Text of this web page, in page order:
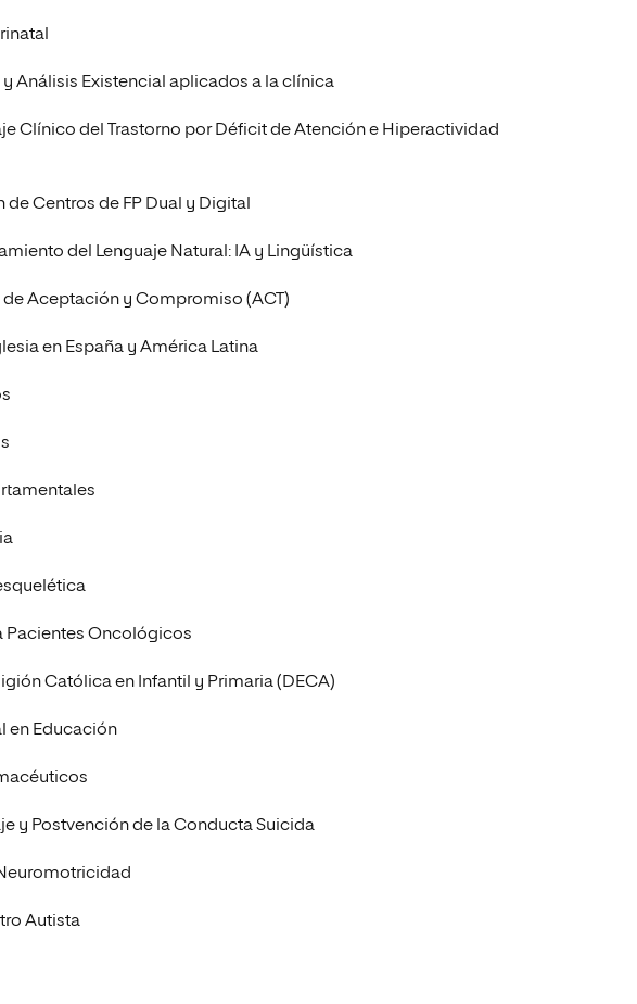
Análisis Existencial aplicados a la clínica
Clínico del Trastorno por Déficit de Atención e Hiperactividad
Centros de FP Dual y Digital
del Lenguaje Natural: IA y Lingüística
Aceptación y Compromiso (ACT)
en España y América Latina
Pacientes Oncológicos
Católica en Infantil y Primaria (DECA)
en Educación
y Postvención de la Conducta Suicida
Autista